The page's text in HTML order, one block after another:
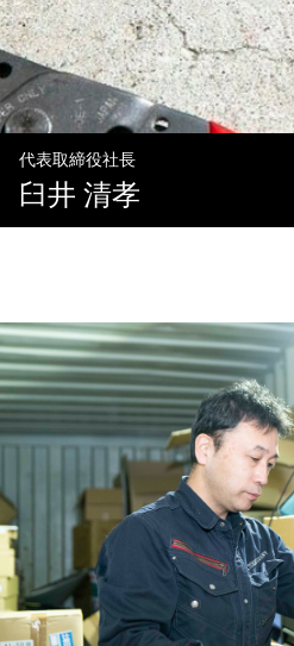
代表取締役社長
臼井 清孝